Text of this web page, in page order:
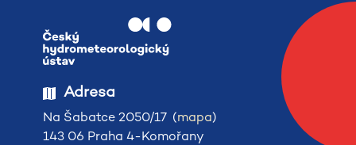
Adresa
Na Šabatce 2050/17 (mapa)
143 06 Praha 4-Komořany